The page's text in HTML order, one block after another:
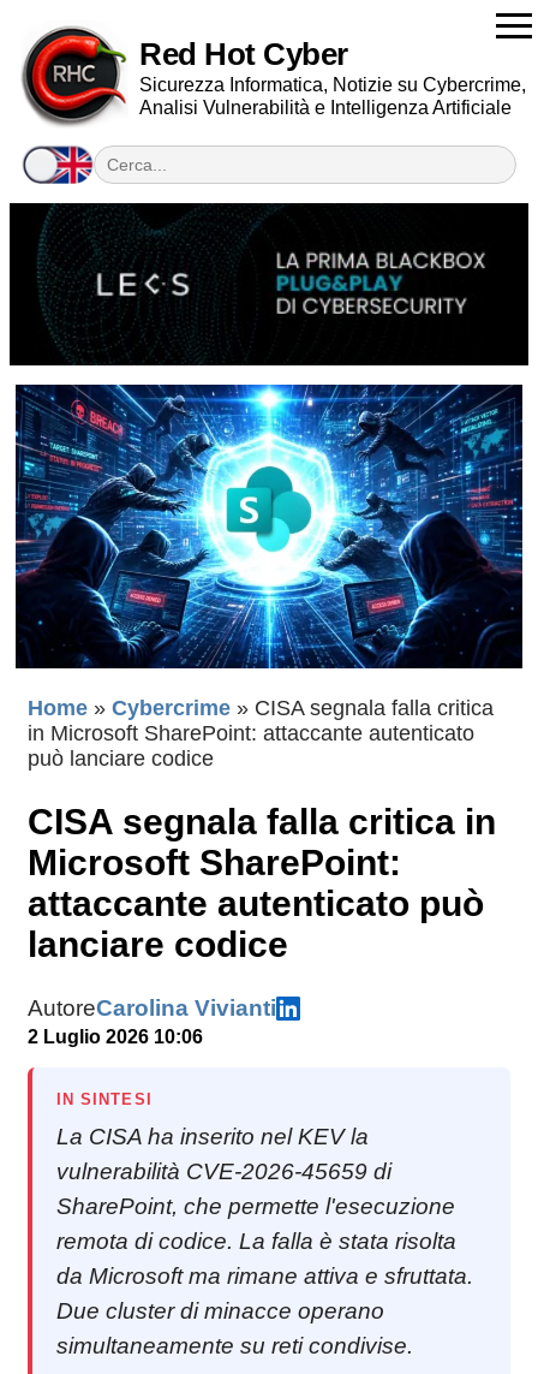
Red Hot Cyber
Sicurezza Informatica, Notizie su Cybercrime,
Analisi Vulnerabilità e Intelligenza Artificiale
Home » Cybercrime » CISA segnala falla critica
in Microsoft SharePoint: attaccante autenticato
può lanciare codice
CISA segnala falla critica in
Microsoft SharePoint:
attaccante autenticato può
lanciare codice
AutoreCarolina Vivianti
2 Luglio 2026 10:06
IN SINTESI
La CISA ha inserito nel KEV la
vulnerabilità CVE-2026-45659 di
SharePoint, che permette l'esecuzione
remota di codice. La falla è stata risolta
da Microsoft ma rimane attiva e sfruttata.
Due cluster di minacce operano
simultaneamente su reti condivise.